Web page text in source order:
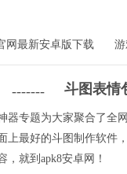
切分，并与字幕时间轴实现
地方口音、行业专属词汇或
幕与画面节奏完全契合，同
十五以上。 蓝色脉动App特
区分多个说话人，精准还原
，实现精准转写，确保语句
网最新安卓版下载
------- 斗图表情
器专题为大家聚合了全
上最好的斗图制作软件
，就到apk8安卓网！